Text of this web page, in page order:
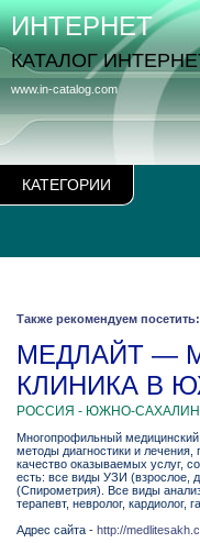
КАТЕГОРИИ
www.in-catalog.com
ИНТЕРНЕТ
КАТАЛОГ
Также рекомендуем посетить:
МЕДЛАЙТ —
КЛИНИКА В
РОССИЯ - ЮЖНО-
Многопрофильный
методы диагностики и
качество оказываемых услуг,
есть: все виды УЗИ (взрослое,
(Спирометрия). Все виды
терапевт, невролог, кардиолог,
Адрес сайта - http://